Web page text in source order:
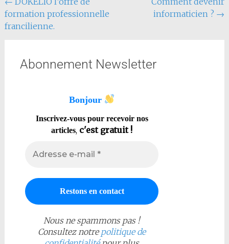
formation professionnelle
francilienne.
informaticien ? →
Abonnement Newsletter
Bonjour
Inscrivez-vous pour recevoir nos
articles, c'est gratuit !
Nous ne spammons pas !
Consultez notrepolitique de